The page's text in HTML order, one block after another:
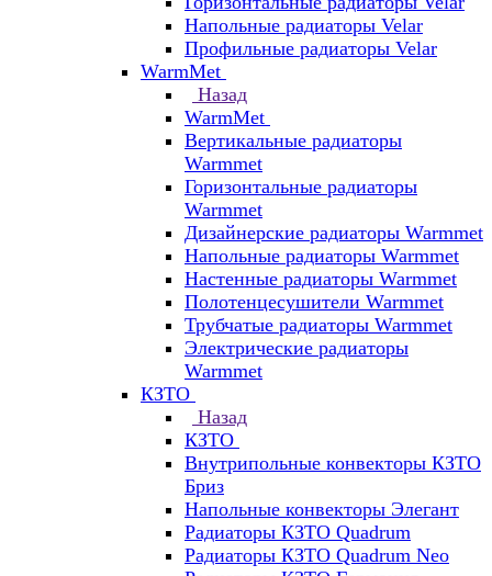
Напольные радиаторы Velar
Профильные радиаторы Velar
WarmMet
Назад
WarmMet
Вертикальные радиаторы
Warmmet
Горизонтальные радиаторы
Warmmet
Дизайнерские радиаторы Warmmet
Напольные радиаторы Warmmet
Настенные радиаторы Warmmet
Полотенцесушители Warmmet
Трубчатые радиаторы Warmmet
Электрические радиаторы
Warmmet
КЗТО
Назад
КЗТО
Внутрипольные конвекторы КЗТО
Бриз
Напольные конвекторы Элегант
Радиаторы КЗТО Quadrum
Радиаторы КЗТО Quadrum Neo